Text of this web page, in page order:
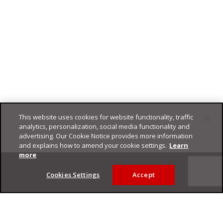
Footer
This website uses cookies for website functionality, traffic
analytics, personalization, social media functionality and
advertising. Our Cookie Notice provides more information
and explains how to amend your cookie settings. Learn
more
Cookies Settings Accept